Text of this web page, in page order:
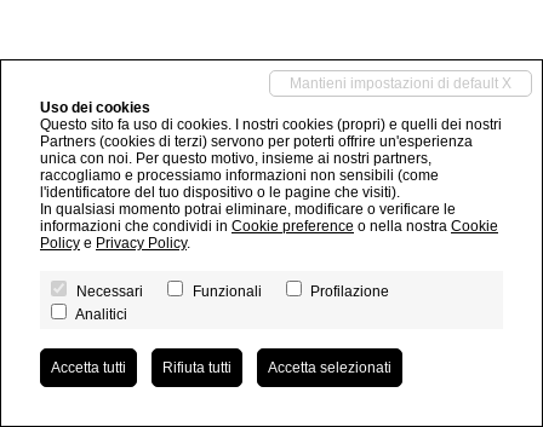
Mantieni impostazioni di default X
Uso dei cookies
Questo sito fa uso di cookies. I nostri cookies (propri) e quelli dei nostri
Partners (cookies di terzi) servono per poterti offrire un'esperienza
unica con noi. Per questo motivo, insieme ai nostri partners,
raccogliamo e processiamo informazioni non sensibili (come
l'identificatore del tuo dispositivo o le pagine che visiti).
In qualsiasi momento potrai eliminare, modificare o verificare le
informazioni che condividi in Cookie preference o nella nostra Cookie
Policy e Privacy Policy.
Necessari Funzionali
Profilazione
Analitici
Accetta tutti Rifiuta tutti Accetta selezionati